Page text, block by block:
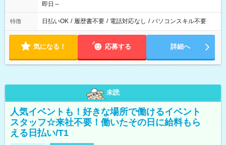
即日～
特徴 日払いOK / 履歴書不要 / 電話対応なし / パソコンスキル不要
気になる！ 応募する 詳細へ
未読
人気イベントも！好きな場所で働けるイベント
スタッフ☆来社不要！働いたその日に給料もら
える日払い/T1